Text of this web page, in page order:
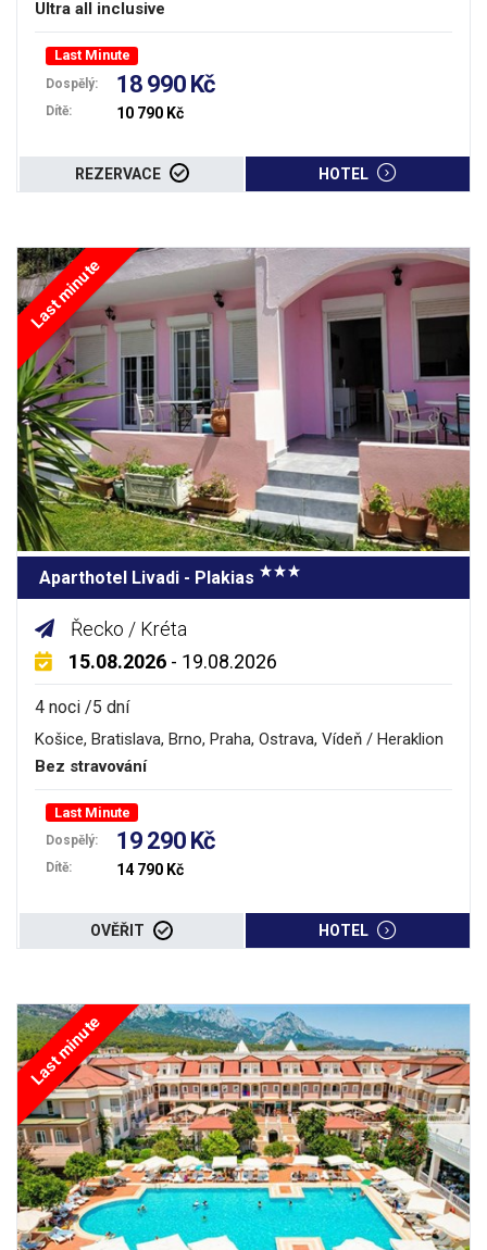
Ultra all inclusive
Last Minute
Dospělý: 18 990 Kč
Dítě: 10 790 Kč
REZERVACE HOTEL
Last minute
Aparthotel Livadi - Plakias
Řecko / Kréta
15.08.2026 - 19.08.2026
4 noci /5 dní
Košice, Bratislava, Brno, Praha, Ostrava, Vídeň / Heraklion
Bez stravování
Last Minute
Dospělý: 19 290 Kč
Dítě: 14 790 Kč
OVĚŘIT HOTEL
Last minute